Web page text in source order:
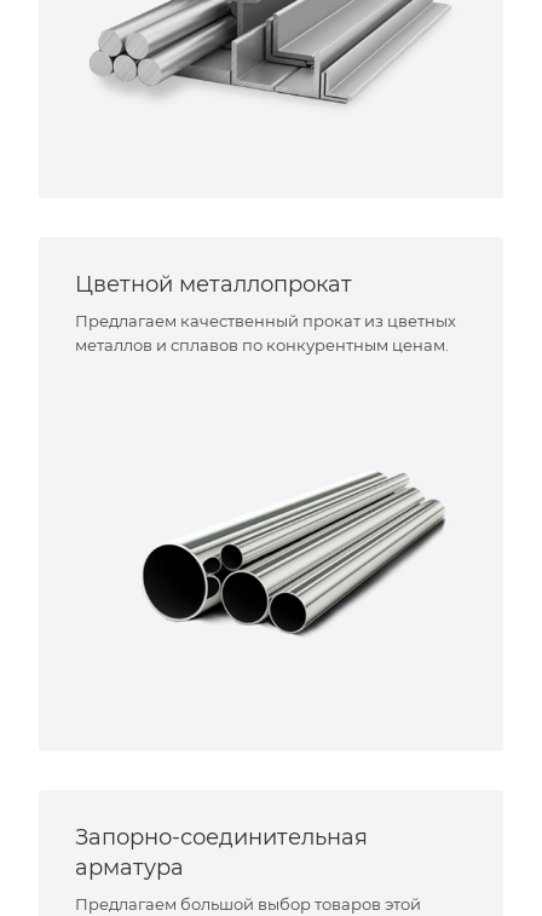
Цветной металлопрокат
Предлагаем качественный прокат из цветных
металлов и сплавов по конкурентным ценам.
Запорно-соединительная
арматура
Предлагаем большой выбор товаров этой